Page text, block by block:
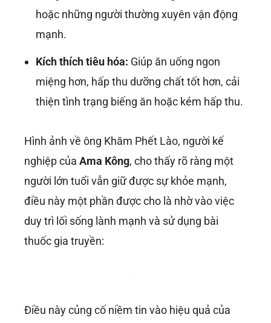
hoặc những người thường xuyên vận động
mạnh.
Kích thích tiêu hóa: Giúp ăn uống ngon
miệng hơn, hấp thu dưỡng chất tốt hơn, cải
thiện tình trạng biếng ăn hoặc kém hấp thu.
Hình ảnh về ông Khăm Phết Lào, người kế
nghiệp của Ama Kông, cho thấy rõ ràng một
người lớn tuổi vẫn giữ được sự khỏe mạnh,
điều này một phần được cho là nhờ vào việc
duy trì lối sống lành mạnh và sử dụng bài
thuốc gia truyền: